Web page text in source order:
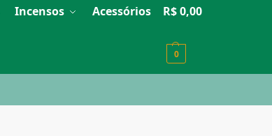
Incensos Acessórios R$0,00
0